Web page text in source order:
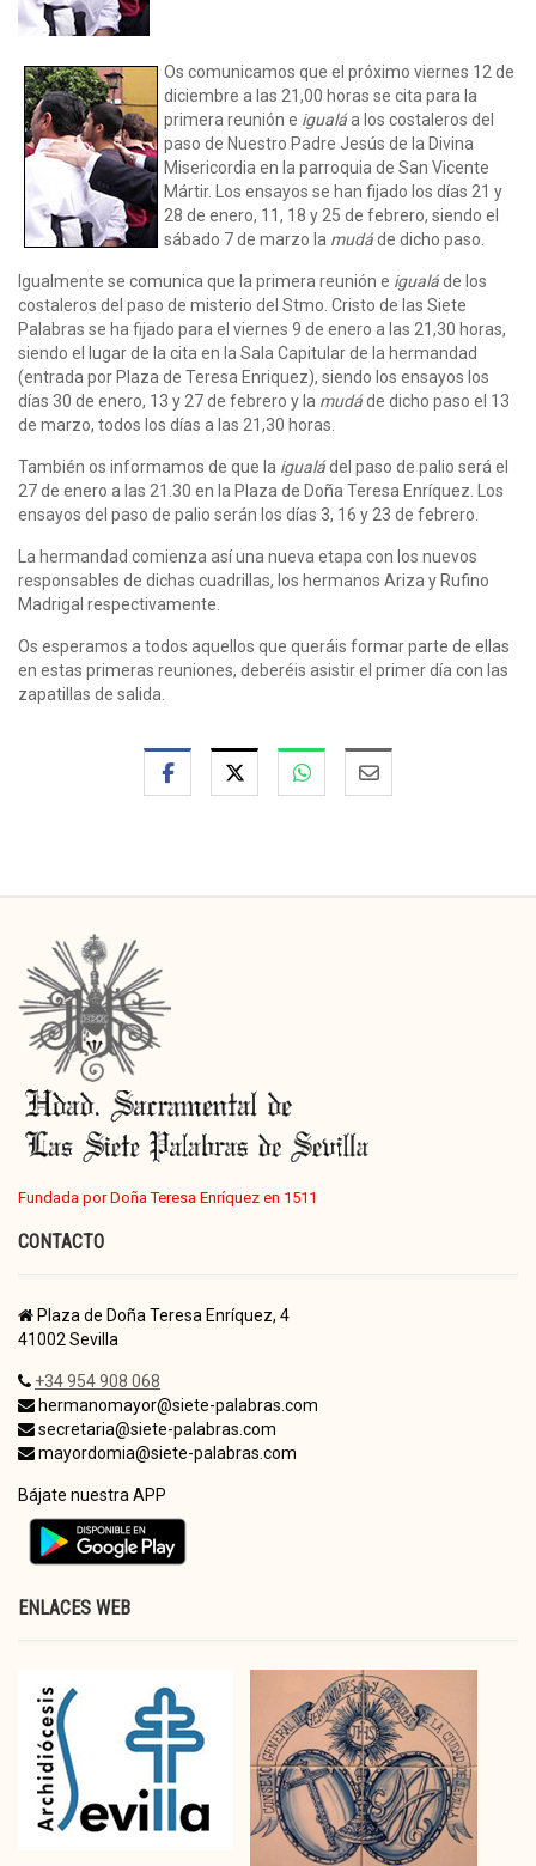
Os comunicamos que el próximo viernes 12 de
diciembre a las 21,00 horas se cita para la
primera reunión e igualáa los costaleros del
paso de Nuestro Padre Jesús de la Divina
Misericordia en la parroquia de San Vicente
Mártir. Los ensayos se han fijado los días 21 y
28 de enero, 11, 18 y 25 de febrero, siendo el
sábado 7 de marzo la mudáde dicho paso.
Igualmente se comunica que la primera reunión e igualáde los
costaleros del paso de misterio del Stmo. Cristo de las Siete
Palabras se ha fijado para el viernes 9 de enero a las 21,30 horas,
siendo el lugar de la cita en la Sala Capitular de la hermandad
(entrada por Plaza de Teresa Enriquez), siendo los ensayos los
días 30 de enero, 13 y 27 de febrero y la mudáde dicho paso el 13
de marzo, todos los días a las 21,30 horas.
También os informamos de que la igualádel paso de palio será el
27 de enero a las 21.30 en la Plaza de Doña Teresa Enríquez. Los
ensayos del paso de palio serán los días 3, 16 y 23 de febrero.
La hermandad comienza así una nueva etapa con los nuevos
responsables de dichas cuadrillas, los hermanos Ariza y Rufino
Madrigal respectivamente.
Os esperamos a todos aquellos que queráis formar parte de ellas
en estas primeras reuniones, deberéis asistir el primer día con las
zapatillas de salida.
Fundada por Doña Teresa Enríquez en 1511
CONTACTO
Plaza de Doña Teresa Enríquez, 4
41002 Sevilla
+34 954 908 068
hermanomayor@siete-palabras.com
secretaria@siete-palabras.com
mayordomia@siete-palabras.com
Bájate nuestra APP
ENLACES WEB